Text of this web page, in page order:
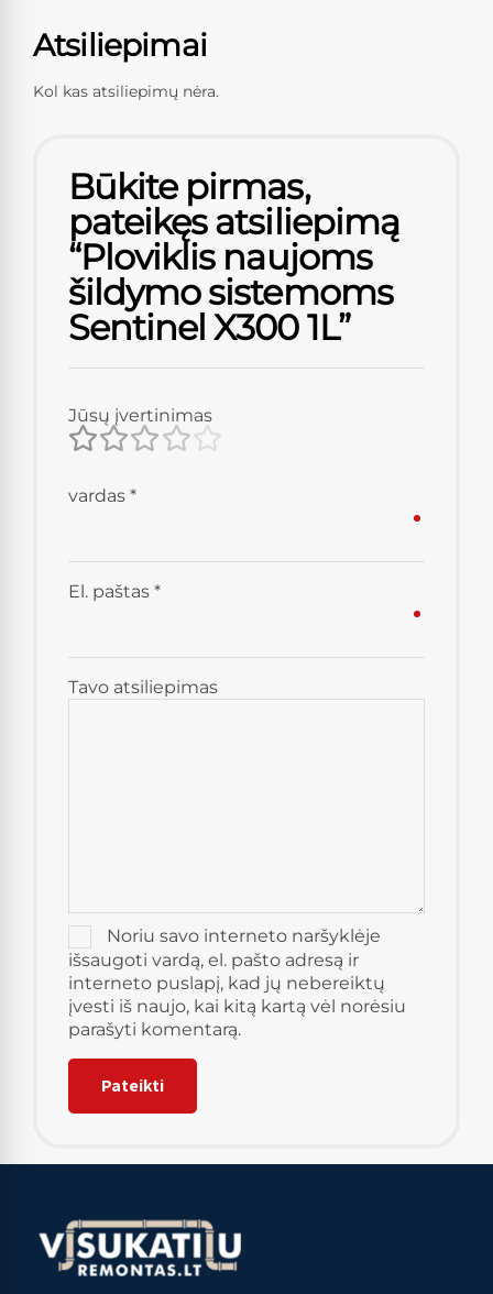
Atsiliepimai
Kol kas atsiliepimų nėra.
Būkite pirmas,
pateikęs atsiliepimą
“Ploviklis naujoms
šildymo sistemoms
Sentinel X300 1L”
Jūsų įvertinimas
Tavo atsiliepimas
vardas *
El. paštas *
Noriu savo interneto naršyklėje
išsaugoti vardą, el. pašto adresą ir
interneto puslapį, kad jų nebereiktų
įvesti iš naujo, kai kitą kartą vėl norėsiu
parašyti komentarą.